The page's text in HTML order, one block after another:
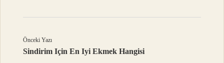
Önceki Yazı
Sindirim Için En Iyi Ekmek Hangisi